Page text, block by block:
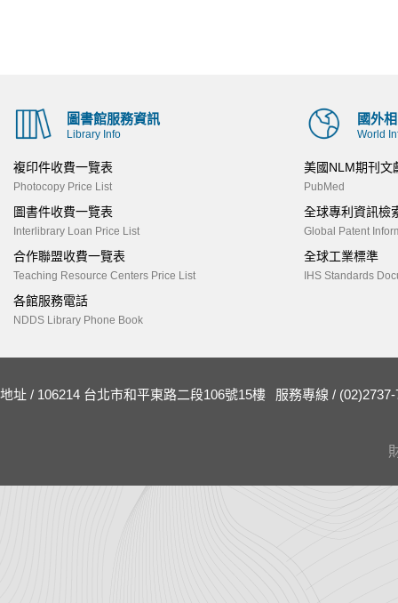
圖書館服務資訊
Library Info
複印件收費一覽表
Photocopy Price List
圖書件收費一覽表
Interlibrary Loan Price List
合作聯盟收費一覽表
Teaching Resource Centers Price List
各館服務電話
NDDS Library Phone Book
國外
World
美國NLM期刊文
PubMed
全球專利資訊檢
Global Patent
全球工業標準
IHS Standards
地址 / 106214 台北市和平東路二段106號15樓 服務專線 / (02)2737-